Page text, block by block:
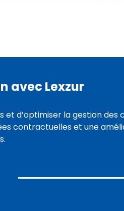
avec Lexzur
et d’optimiser la gestion
contractuelles et une